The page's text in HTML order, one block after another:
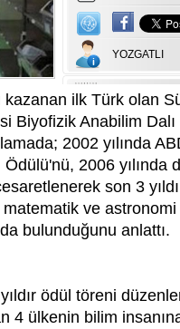
YOZGATLI
kazanan ilk Türk olan
Biyofizik Anabilim Dalı
2002 yılında
2006 yılında
son 3
ve
bulunduğunu anlattı.
ödül töreni
4 ülkenin bilim